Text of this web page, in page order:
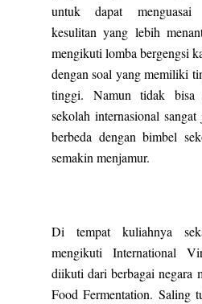
untuk dapat menguasai
kesulitan yang lebih
mengikuti lomba bergengsi
dengan soal yang memiliki
tinggi. Namun tidak bisa
sekolah internasional
berbeda dengan bimbel
semakin menjamur.
Di tempat kuliahnya
mengikuti International
diikuti dari berbagai negara
Food Fermentation. Saling